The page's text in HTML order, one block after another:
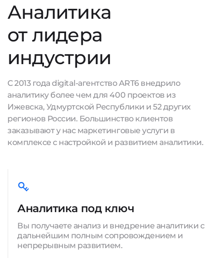
Аналитика
от лидера
индустрии
С 2013 года digital-агентство ART6 внедрило
аналитику более чем для 400 проектов из
Ижевска, Удмуртской Республики и 52 других
регионов России. Большинство клиентов
заказывают у нас маркетинговые услуги в
комплексе с настройкой и развитием аналитики.
Аналитика под ключ
Вы получаете анализ и внедрение аналитики с
дальнейшим полным сопровождением и
непрерывным развитием.